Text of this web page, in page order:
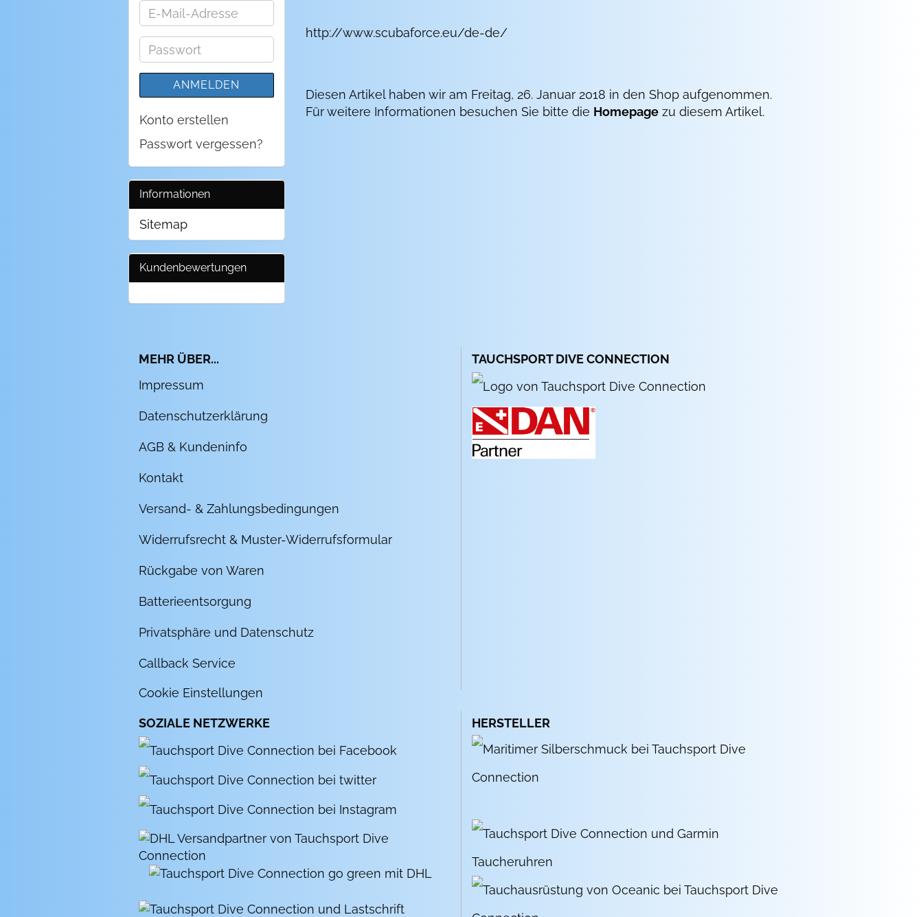
http://www.scubaforce.eu/de-de/
Diesen Artikel haben wir am Freitag, 26. Januar 2018 in den Shop aufgenommen.
Für weitere Informationen besuchen Sie bitte die Homepagezu diesem Artikel.
E-
Adresse
Passwort
ANMELDEN
Konto erstellen
Passwort vergessen?
Informationen
Sitemap
Kundenbewertungen
MEHR ÜBER...
Impressum
Datenschutzerklärung
AGB & Kundeninfo
Kontakt
Versand- & Zahlungsbedingungen
Widerrufsrecht & Muster-Widerrufsformular
Rückgabe von Waren
Batterieentsorgung
Privatsphäre und Datenschutz
Callback Service
Cookie Einstellungen
TAUCHSPORT DIVE CONNECTION
SOZIALE NETZWERKE HERSTELLER